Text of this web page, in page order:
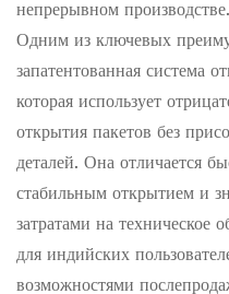
непрерывном производстве.
Одним из ключевых
запатентованная система
которая использует
открытия пакетов без
деталей. Она отличается
стабильным открытием и
затратами на техническое
для индийских
возможностями